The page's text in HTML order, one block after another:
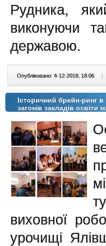
Рудника,
виконуючи
державою.
Опубліковано: 4-12-2018, 18:06 |
Історичний брейн-ринг
загонів закладів освіти
виховної
урочищі